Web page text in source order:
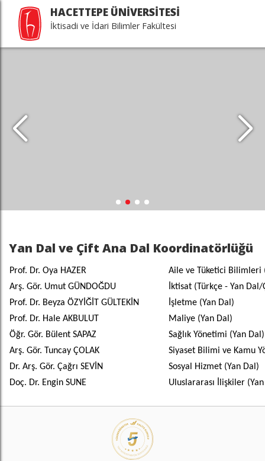
HACETTEPE ÜNİVERSİTESİ
İktisadi ve İdari Bilimler Fakültesi
Yan Dal ve Çift Ana Dal Koordinatörlüğü
Prof. Dr. Oya HAZER
Aile ve Tüketici Bilimleri
Arş. Gör. Umut GÜNDOĞDU
İktisat (Türkçe - Yan
Prof. Dr. Beyza ÖZYİĞİT GÜLTEKİN
İşletme (Yan Dal)
Prof. Dr. Hale AKBULUT
Maliye (Yan Dal)
Öğr. Gör. Bülent SAPAZ
Sağlık Yönetimi (Yan Dal)
Arş. Gör. Tuncay ÇOLAK
Siyaset Bilimi ve Kamu
Dr. Arş. Gör. Çağrı SEVİN
Sosyal Hizmet (Yan Dal)
Doç. Dr. Engin SUNE
Uluslararası İlişkiler